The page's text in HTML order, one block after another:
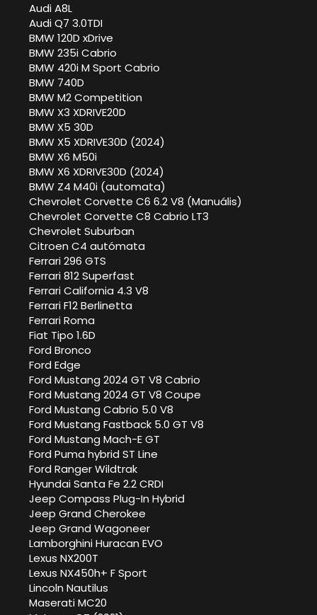
Audi A8L
Audi Q7 3.0TDI
BMW 120D xDrive
BMW 235i Cabrio
BMW 420i M Sport Cabrio
BMW 740D
BMW M2 Competition
BMW X3 XDRIVE20D
BMW X5 30D
BMW X5 XDRIVE30D (2024)
BMW X6 M50i
BMW X6 XDRIVE30D (2024)
BMW Z4 M40i (automata)
Chevrolet Corvette C6 6.2 V8 (Manuális)
Chevrolet Corvette C8 Cabrio LT3
Chevrolet Suburban
Citroen C4 autómata
Ferrari 296 GTS
Ferrari 812 Superfast
Ferrari California 4.3 V8
Ferrari F12 Berlinetta
Ferrari Roma
Fiat Tipo 1.6D
Ford Bronco
Ford Edge
Ford Mustang 2024 GT V8 Cabrio
Ford Mustang 2024 GT V8 Coupe
Ford Mustang Cabrio 5.0 V8
Ford Mustang Fastback 5.0 GT V8
Ford Mustang Mach-E GT
Ford Puma hybrid ST Line
Ford Ranger Wildtrak
Hyundai Santa Fe 2.2 CRDI
Jeep Compass Plug-In Hybrid
Jeep Grand Cherokee
Jeep Grand Wagoneer
Lamborghini Huracan EVO
Lexus NX200T
Lexus NX450h+ F Sport
Lincoln Nautilus
Maserati MC20